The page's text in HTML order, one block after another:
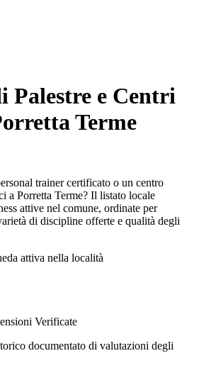
Palestre e Centri
Terme
trainer certificato o un centro
a Porretta Terme? Il listato locale
attive nel comune, ordinate per
di discipline offerte e qualità degli
attiva nella località
Verificate
documentato di valutazioni degli